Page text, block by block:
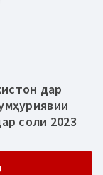
дар
соли 2023